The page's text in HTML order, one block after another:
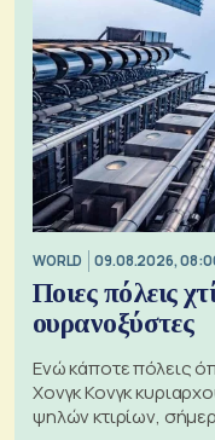
WORLD 09.08.2026,
Ποιες πόλεις
ουρανοξύστες
Ενώ κάποτε πόλεις
Χονγκ Κονγκ
ψηλών κτιρίων,